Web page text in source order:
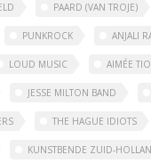
PAARD (VAN TROJE)
PUNKROCK ANJALI
LOUD MUSIC AIMÉE TIO
JESSE MILTON BAND
THE HAGUE IDIOTS
KUNSTBENDE ZUID-